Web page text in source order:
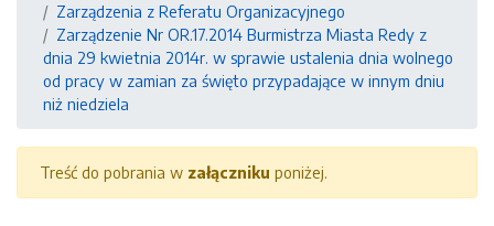
Zarządzenia z Referatu Organizacyjnego
Zarządzenie Nr OR.17.2014 Burmistrza Miasta Redy z
dnia 29 kwietnia 2014r. w sprawie ustalenia dnia wolnego
od pracy w zamian za święto przypadające w innym dniu
niż niedziela
Treść do pobrania w załączniku poniżej.